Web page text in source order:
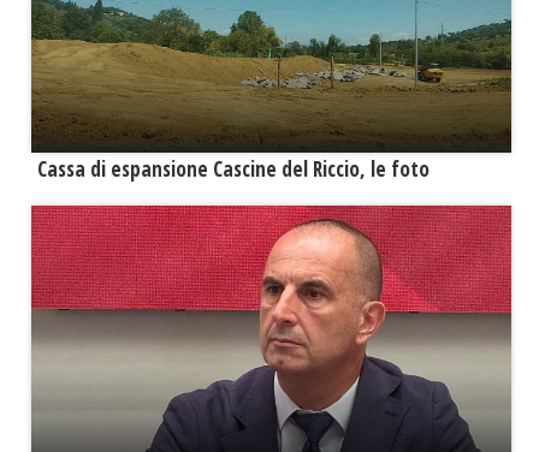
Cassa di espansione Cascine del Riccio, le foto